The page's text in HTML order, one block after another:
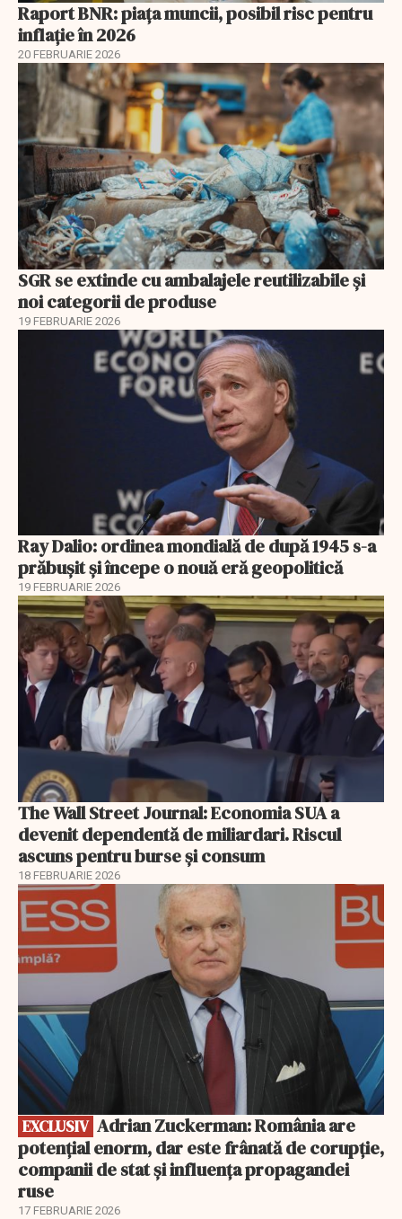
Raport BNR: piața muncii, posibil risc pentru
inflație în 2026
20 FEBRUARIE 2026
SGR se extinde cu ambalajele reutilizabile și
noi categorii de produse
19 FEBRUARIE 2026
Ray Dalio: ordinea mondială de după 1945 s-a
prăbușit și începe o nouă eră geopolitică
19 FEBRUARIE 2026
The Wall Street Journal: Economia SUA a
devenit dependentă de miliardari. Riscul
ascuns pentru burse și consum
18 FEBRUARIE 2026
EXCLUSIV
EXCLUSIV
potențial enorm, dar este frânată de corupție,
companii de stat și influența propagandei
ruse
17 FEBRUARIE 2026